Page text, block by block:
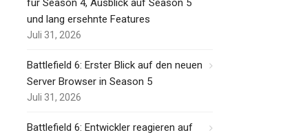
für Season 4, Ausblick auf Season 5
und lang ersehnte Features
Juli 31, 2026
Battlefield 6: Erster Blick auf den neuen
Server Browser in Season 5
Juli 31, 2026
Battlefield 6: Entwickler reagieren auf